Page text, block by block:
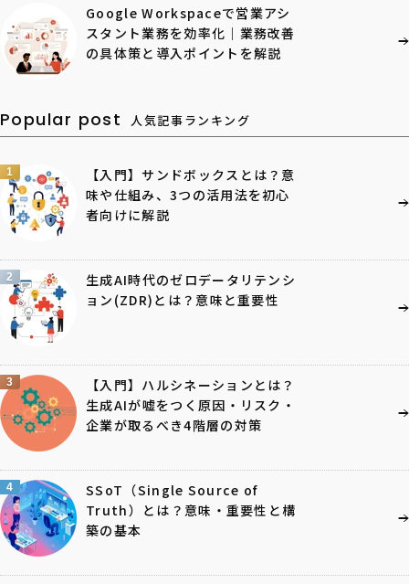
Google Workspaceで営業アシ
スタント業務を効率化｜業務改善
の具体策と導入ポイントを解説
Popular post 人気記事ランキング
1
【入門】サンドボックスとは？意
味や仕組み、3つの活用法を初心
者向けに解説
2
生成AI時代のゼロデータリテンシ
ョン(ZDR)とは？意味と重要性
3
【入門】ハルシネーションとは？
生成AIが嘘をつく原因・リスク・
企業が取るべき4階層の対策
4
SSoT（Single Source of
Truth）とは？意味・重要性と構
築の基本